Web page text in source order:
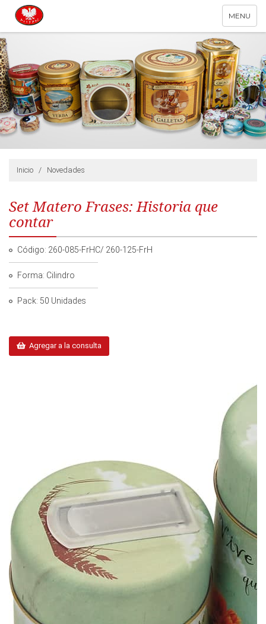
Toggle
navigation
MENU
Inicio / Novedades
Set Matero Frases: Historia que
contar
Código: 260-085-FrHC/ 260-125-FrH
Forma: Cilindro
Pack: 50 Unidades
Agregar a la consulta